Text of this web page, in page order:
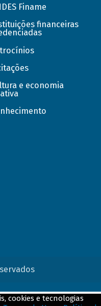
Finame
financeiras
e economia
cookies e tecnologias